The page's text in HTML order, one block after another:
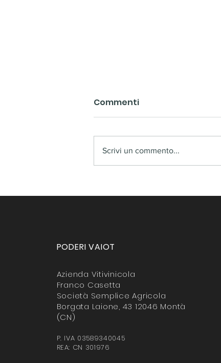
𝑫𝑶𝑪𝑮: 𝒑𝒖𝒓𝒂 𝒓𝒂𝒛𝒛𝒂 𝒑𝒊𝒆𝒎𝒐𝒏𝒕𝒆𝒔𝒆
Commenti
Scrivi un commento...
PODERI VAIOT
Azienda Vitivinicola
Franco Casetta
Società Semplice Agricola
Borgata Laione, 43 12046 Montà
(CN)
P. IVA 03589340045
REA: CN 301976